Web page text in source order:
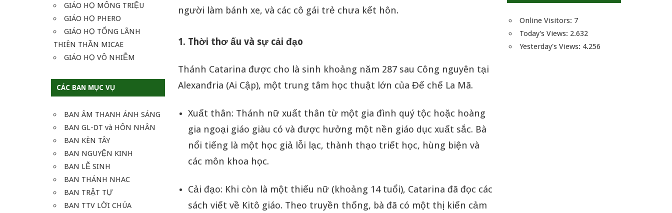
GIÁO HỌ MÔNG TRIỆU
GIÁO HỌ PHERO
GIÁO HỌ TỔNG LÃNH
THIÊN THẦN MICAE
GIÁO HỌ VÔ NHIỄM
CÁC BAN MỤC VỤ
BAN ÂM THANH ÁNH SÁNG
BAN GL-DT và HÔN NHÂN
BAN KÈN TÂY
BAN NGUYỆN KINH
BAN LỄ SINH
BAN THÁNH NHAC
BAN TRẬT TỰ
BAN TTV LỜI CHÚA
người làm bánh xe, và các cô gái trẻ chưa kết hôn.
1. Thời thơ ấu và sự cải đạo
Thánh Catarina được cho là sinh khoảng năm 287 sau Công nguyên tại
Alexanđria (Ai Cập), một trung tâm học thuật lớn của Đế chế La Mã.
Xuất thân: Thánh nữ xuất thân từ một gia đình quý tộc hoặc hoàng
gia ngoại giáo giàu có và được hưởng một nền giáo dục xuất sắc. Bà
nổi tiếng là một học giả lỗi lạc, thành thạo triết học, hùng biện và
các môn khoa học.
Cải đạo: Khi còn là một thiếu nữ (khoảng 14 tuổi), Catarina đã đọc các
sách viết về Kitô giáo. Theo truyền thống, bà đã có một thị kiến cảm
Online Visitors: 7
Today's Views: 2.632
Yesterday's Views: 4.256